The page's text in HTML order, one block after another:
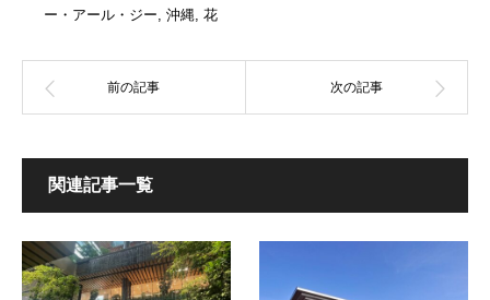
ー・アール・ジー, 沖縄, 花
関連記事一覧